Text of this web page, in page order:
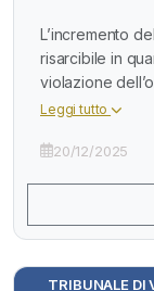
L’incremento
risarcibile in
violazione
Leggi tutto
20/12/2025
TRIBUNALE